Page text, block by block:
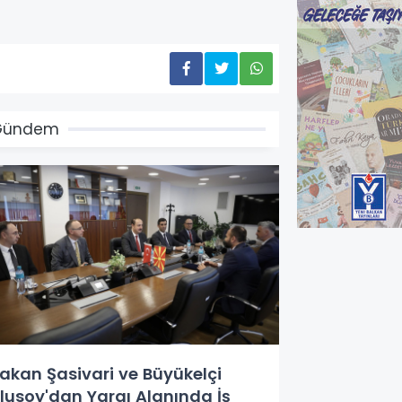
Şasivari ve Büyükelçi
Yargı Alanında İş